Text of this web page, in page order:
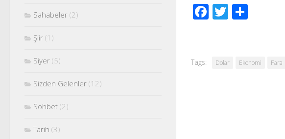
Facebook
Twitter
Tags: Dolar Ekonomi Para
Sahabeler (2)
Şiir (1)
Siyer (5)
Sizden Gelenler (12)
Sohbet (2)
Tarih (3)